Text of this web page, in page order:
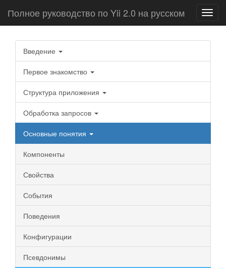
Полное руководство по Yii 2.0 на русском
Введение
Первое знакомство
Структура приложения
Обработка запросов
Основные понятия
Компоненты
Свойства
События
Поведения
Конфигурации
Псевдонимы